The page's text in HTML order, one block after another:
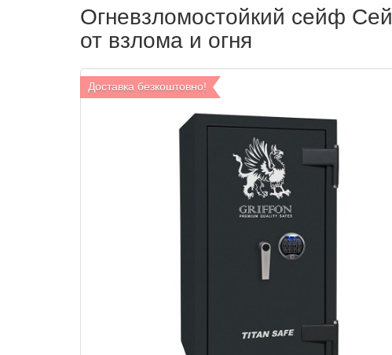
Огневзломостойкий сейф
от взлома и огня
Доставка безкоштовно!